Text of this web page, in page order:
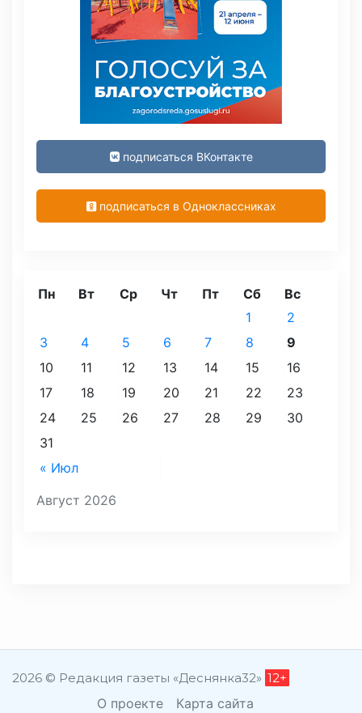
подписаться ВКонтакте
подписаться в Одноклассниках
Август 2026
Пн Вт Ср Чт Пт Сб Вс
« Июл
1
2
3
4 5 6 7 8
9
10
11 12 13 14 15
16
17
18 19 20 21 22
23
24
25 26 27 28 29
30
31
2026 © Редакция газеты «Деснянка32» 12+
О проекте Карта сайта